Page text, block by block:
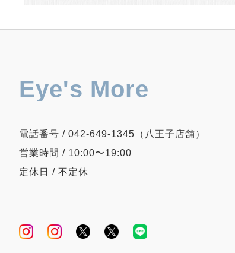
Eye's More
電話番号 / 042-649-1345（八王子店舗）
営業時間 / 10:00〜19:00
定休日 / 不定休